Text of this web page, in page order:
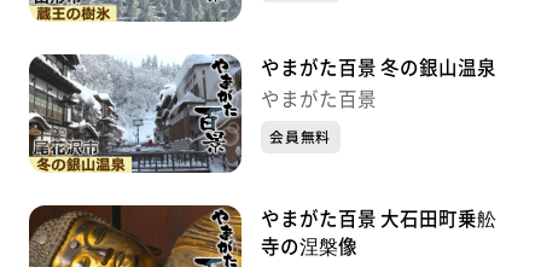
やまがた百景 冬の銀山温泉
やまがた百景
会員無料
やまがた百景 大石田町乗舩
寺の涅槃像